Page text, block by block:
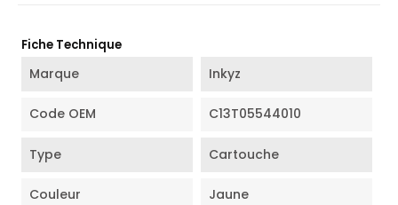
Fiche Technique
Marque Inkyz
Code OEM C13T05544010
Type Cartouche
Couleur Jaune